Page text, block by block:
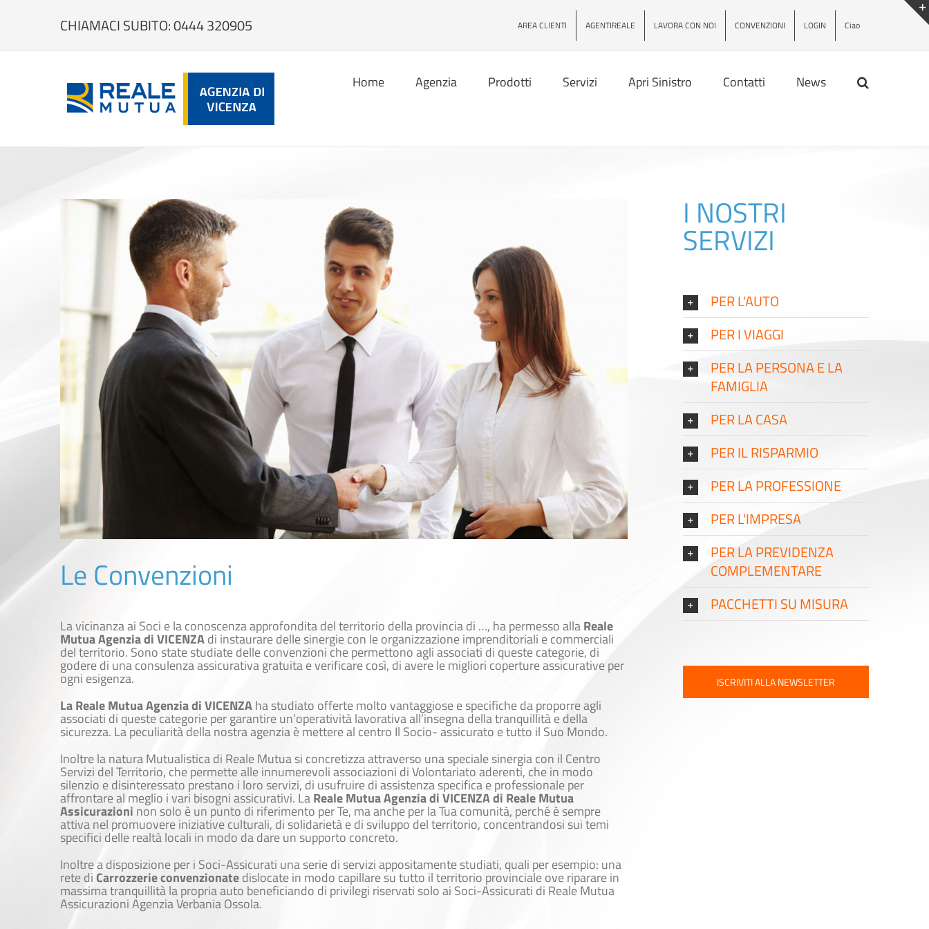
CHIAMACI SUBITO: 0444 320905 AREA CLIENTI AGENTIREALE LAVORA CON NOI CONVENZIONI LOGIN Ciao
Home Agenzia Prodotti Servizi Apri Sinistro Contatti News
Le Convenzioni
La vicinanza ai Soci e la conoscenza approfondita del territorio della provincia di …, ha permesso allaReale
Mutua Agenzia di VICENZAdi instaurare delle sinergie con le organizzazione imprenditoriali e commerciali
del territorio. Sono state studiate delle convenzioni che permettono agli associati di queste categorie, di
godere di una consulenza assicurativa gratuita e verificare così, di avere le migliori coperture assicurative per
ogni esigenza.
La Reale Mutua Agenzia di VICENZAha studiato offerte molto vantaggiose e specifiche da proporre agli
associati di queste categorie per garantire un’operatività lavorativa all’insegna della tranquillità e della
sicurezza. La peculiarità della nostra agenzia è mettere al centro Il Socio- assicurato e tutto il Suo Mondo.
Inoltre la natura Mutualistica di Reale Mutua si concretizza attraverso una speciale sinergia con il Centro
Servizi del Territorio, che permette alle innumerevoli associazioni di Volontariato aderenti, che in modo
silenzio e disinteressato prestano i loro servizi, di usufruire di assistenza specifica e professionale per
affrontare al meglio i vari bisogni assicurativi. LaReale Mutua Agenzia di VICENZA di Reale Mutua
Assicurazioni non solo è un punto di riferimento per Te, ma anche per la Tua comunità, perché è sempre
attiva nel promuovere iniziative culturali, di solidarietà e di sviluppo del territorio, concentrandosi sui temi
specifici delle realtà locali in modo da dare un supporto concreto.
Inoltre a disposizione per i Soci-Assicurati una serie di servizi appositamente studiati, quali per esempio: una
rete di Carrozzerie convenzionatedislocate in modo capillare su tutto il territorio provinciale ove riparare in
massima tranquillità la propria auto beneficiando di privilegi riservati solo ai Soci-Assicurati di Reale Mutua
Assicurazioni Agenzia Verbania Ossola.
I NOSTRI
SERVIZI
PER L'AUTO
PER I VIAGGI
PER LA PERSONA E LA
FAMIGLIA
PER LA CASA
PER IL RISPARMIO
PER LA PROFESSIONE
PER L'IMPRESA
PER LA PREVIDENZA
COMPLEMENTARE
PACCHETTI SU MISURA
ISCRIVITI ALLA NEWSLETTER